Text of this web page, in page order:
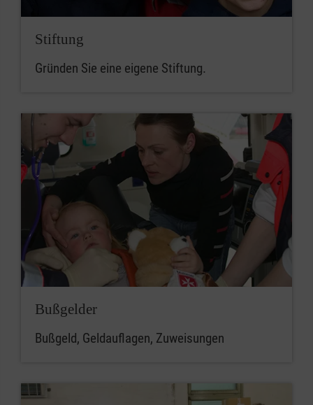
Stiftung
Gründen Sie eine eigene Stiftung.
Bußgelder
Bußgeld, Geldauflagen, Zuweisungen